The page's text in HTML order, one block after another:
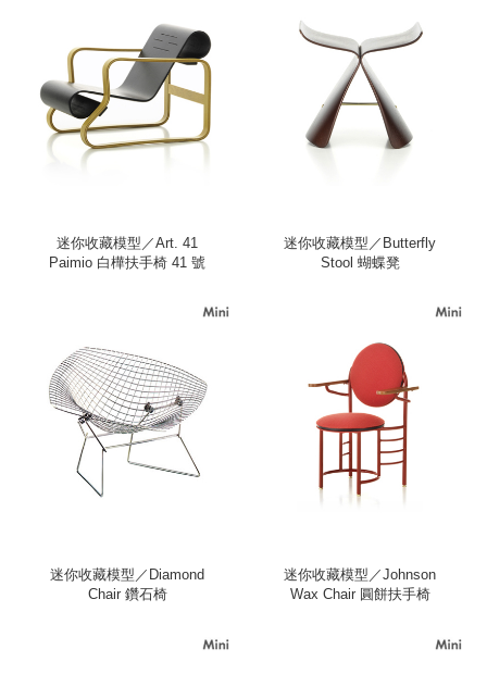
迷你收藏模型／Art. 41
Paimio 白樺扶手椅 41 號
迷你收藏模型／Butterfly
Stool 蝴蝶凳
迷你收藏模型／Diamond
Chair 鑽石椅
迷你收藏模型／Johnson
Wax Chair 圓餅扶手椅